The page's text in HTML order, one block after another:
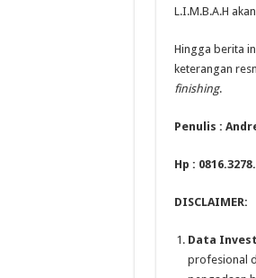
L.I.M.B.A.H
Hingga berita
keterangan
finishing.
Penulis :
Hp :
DISCLAIMER:
Data
profesional